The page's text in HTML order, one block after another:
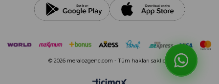
© 2026 meralozgenc.com - Tüm hakları saklıdır.